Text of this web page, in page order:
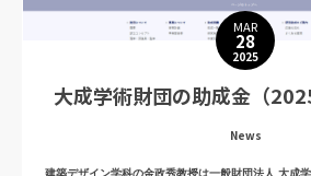
群馬県桐生市みどり市「桐生
載
News
太田 裕通講師が関わっている、私設公園づくり「わ
小学３～６年生を対象に、４月１９日まで参加者を募
MAR
28
2025
大成学術財団の助成金（
News
建築デザイン学科の金政秀教授は一般財団法人 大成